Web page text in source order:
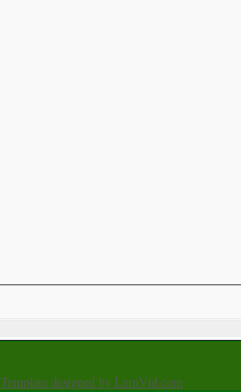
Template designed by LernVid.com